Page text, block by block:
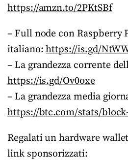
https://amzn.to/2PKtSBf
– Full node con Raspberry
italiano:https://is.gd/
– La grandezza corrente
https://is.gd/Ov0oxe
– La grandezza media
https://btc.com/stats/
Regalati un hardware
link sponsorizzati: